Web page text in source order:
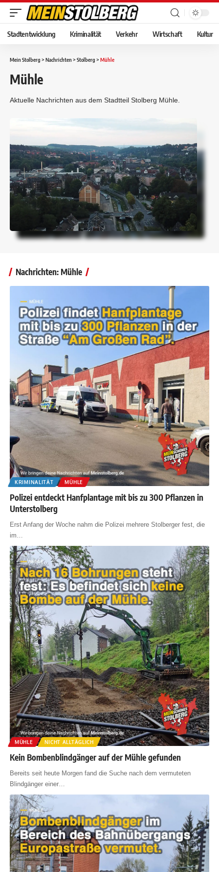
Stadtentwicklung Kriminalität Verkehr Wirtschaft Kultur
Mein Stolberg > Nachrichten > Stolberg > Mühle
Mühle
Aktuelle Nachrichten aus dem Stadtteil Stolberg Mühle.
Nachrichten: Mühle
KRIMINALITÄT MÜHLE
Polizei entdeckt Hanfplantage mit bis zu 300 Pflanzen in
Unterstolberg
Erst Anfang der Woche nahm die Polizei mehrere Stolberger fest, die
im
MÜHLE NICHT ALLTÄGLICH
Kein Bombenblindgänger auf der Mühle gefunden
Bereits seit heute Morgen fand die Suche nach dem vermuteten
Blindgänger einer